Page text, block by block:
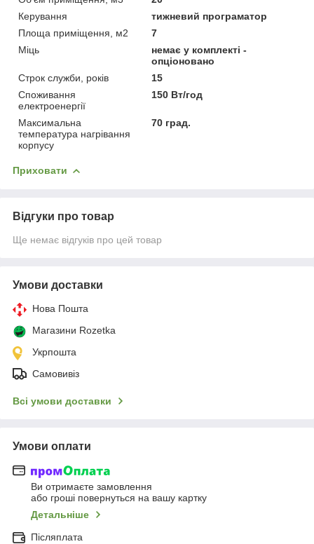
Керування
тижневий програматор
Площа приміщення, м2
7
Міць
немає у комплекті -
опціоновано
Строк служби, років
15
Споживання
електроенергії
150 Вт/год
Максимальна
температура нагрівання
корпусу
70 град.
Приховати
Відгуки про товар
Ще немає відгуків про цей товар
Умови доставки
Нова Пошта
Магазини Rozetka
Укрпошта
Самовивіз
Всі умови доставки
Умови оплати
Ви отримаєте замовлення
або гроші повернуться на вашу картку
Детальніше
Післяплата